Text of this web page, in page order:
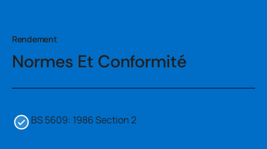
Rendement
Normes Et Conformité
BS 5609: 1986 Section 2